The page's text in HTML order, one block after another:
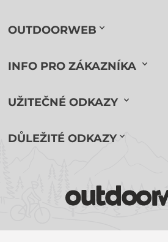
OUTDOORWEB
INFO PRO ZÁKAZNÍKA
UŽITEČNÉ ODKAZY
DŮLEŽITÉ ODKAZY